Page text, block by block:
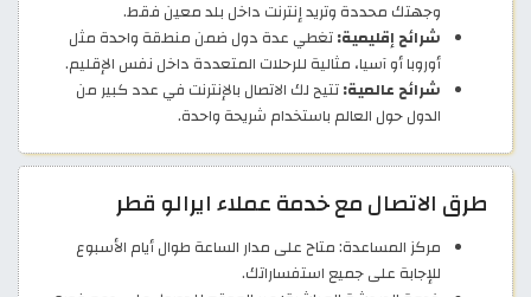
وجهتك محددة وتريد إنترنت داخل بلد معين فقط.
شرائح إقليمية:تغطي عدة دول ضمن منطقة واحدة مثل
أوروبا أو آسيا، مثالية للرحلات المتعددة داخل نفس الإقليم.
شرائح عالمية:تتيح لك الاتصال بالإنترنت في عدد كبير من
الدول حول العالم باستخدام شريحة واحدة.
طرق الاتصال مع خدمة عملاء ايرالو قطر
مركز المساعدة: متاح على مدار الساعة طوال أيام الأسبوع
للإجابة على جميع استفساراتك.